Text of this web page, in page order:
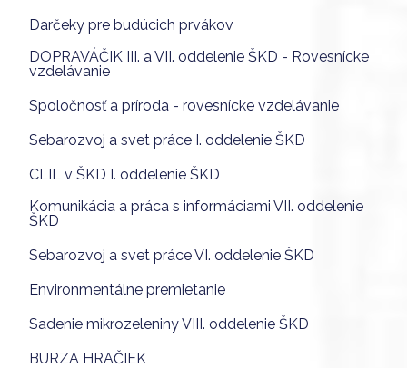
Darčeky pre budúcich prvákov
DOPRAVÁČIK III. a VII. oddelenie ŠKD - Rovesnícke
vzdelávanie
Spoločnosť a príroda - rovesnícke vzdelávanie
Sebarozvoj a svet práce I. oddelenie ŠKD
CLIL v ŠKD I. oddelenie ŠKD
Komunikácia a práca s informáciami VII. oddelenie
ŠKD
Sebarozvoj a svet práce VI. oddelenie ŠKD
Environmentálne premietanie
Sadenie mikrozeleniny VIII. oddelenie ŠKD
BURZA HRAČIEK